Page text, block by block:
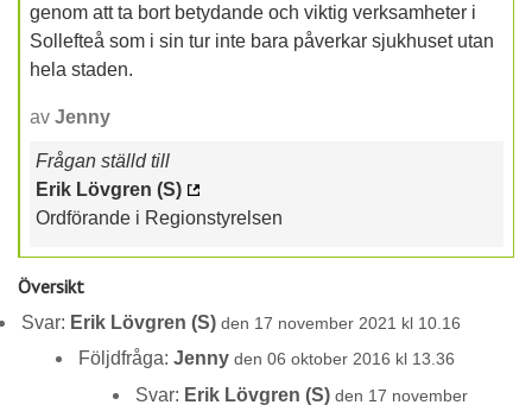
genom att ta bort betydande och viktig verksamheter i
Sollefteå som i sin tur inte bara påverkar sjukhuset utan
hela staden.
av Jenny
Frågan ställd till
Erik Lövgren (S)
Ordförande i Regionstyrelsen
Översikt
Svar: Erik Lövgren (S) den 17 november 2021 kl 10.16
Följdfråga:Jenny den 06 oktober 2016 kl 13.36
Svar: Erik Lövgren (S) den 17 november